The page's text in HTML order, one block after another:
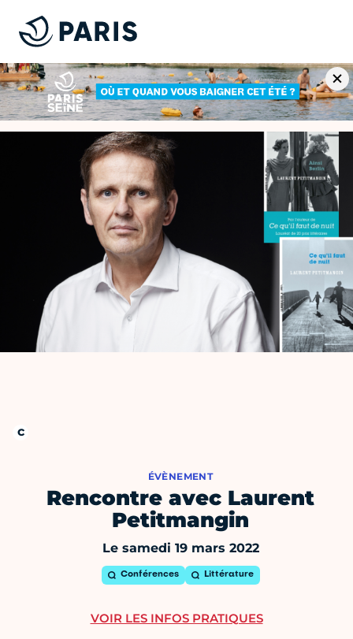
ÉVÈNEMENT
Rencontre avec Laurent
Petitmangin
Le samedi 19 mars 2022
Conférences Littérature
VOIR LES INFOS PRATIQUES